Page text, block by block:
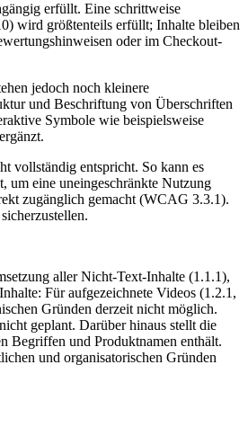
erfüllt. Eine schrittweise
wird größtenteils erfüllt; Inhalte bleiben
oder im Checkout-
jedoch noch kleinere
und Beschriftung von Überschriften
Symbole wie beispielsweise
vollständig entspricht. So kann es
um eine uneingeschränkte Nutzung
zugänglich gemacht (WCAG 3.3.1).
aller Nicht-Text-Inhalte (1.1.1),
Für aufgezeichnete Videos (1.2.1,
Gründen derzeit nicht möglich.
geplant. Darüber hinaus stellt die
Begriffen und Produktnamen enthält.
und organisatorischen Gründen